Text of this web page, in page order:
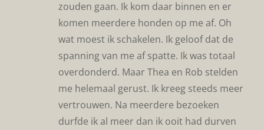
zouden gaan. Ik kom daar binnen en er
komen meerdere honden op me af. Oh
wat moest ik schakelen. Ik geloof dat de
spanning van me af spatte. Ik was totaal
overdonderd. Maar Thea en Rob stelden
me helemaal gerust. Ik kreeg steeds meer
vertrouwen. Na meerdere bezoeken
durfde ik al meer dan ik ooit had durven